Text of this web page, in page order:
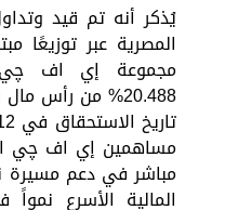
يُذكر أنه تم قيد
المصرية عبر توزيعًا
مجموعة إي اف چي
20.488% من رأس
مساهمين إي اف چي
مباشر في دعم مسيرة
المالية الأسرع